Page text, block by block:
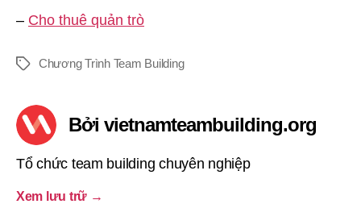
– Cho thuê quản trò
Thẻ Chương Trình Team Building
Bởi vietnamteambuilding.org
Tổ chức team building chuyên nghiệp
Xem lưu trữ →